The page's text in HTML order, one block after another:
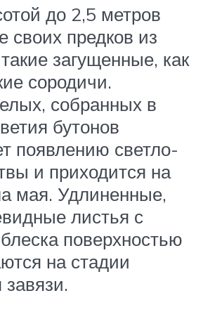
до 2,5 метров
своих предков из
загущенные, как
сородичи.
собранных в
бутонов
появлению светло-
и приходится на
мая. Удлиненные,
листья с
поверхностью
на стадии